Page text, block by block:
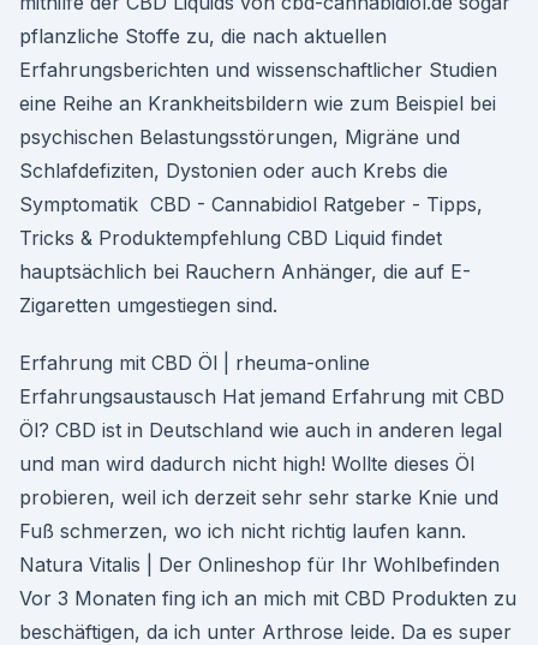
pflanzliche Stoffe zu, die nach aktuellen
Erfahrungsberichten und wissenschaftlicher Studien
eine Reihe an Krankheitsbildern wie zum Beispiel bei
psychischen Belastungsstörungen, Migräne und
Schlafdefiziten, Dystonien oder auch Krebs die
Symptomatik ️ CBD - Cannabidiol Ratgeber - Tipps,
Tricks & Produktempfehlung CBD Liquid findet
hauptsächlich bei Rauchern Anhänger, die auf E-
Zigaretten umgestiegen sind.
Erfahrung mit CBD Öl | rheuma-online
Erfahrungsaustausch Hat jemand Erfahrung mit CBD
Öl? CBD ist in Deutschland wie auch in anderen legal
und man wird dadurch nicht high! Wollte dieses Öl
probieren, weil ich derzeit sehr sehr starke Knie und
Fuß schmerzen, wo ich nicht richtig laufen kann.
Natura Vitalis | Der Onlineshop für Ihr Wohlbefinden
Vor 3 Monaten fing ich an mich mit CBD Produkten zu
beschäftigen, da ich unter Arthrose leide. Da es super